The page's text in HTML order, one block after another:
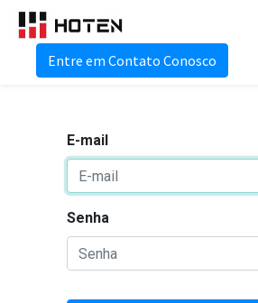
Entre em Contato Conosco
E-mail
Senha